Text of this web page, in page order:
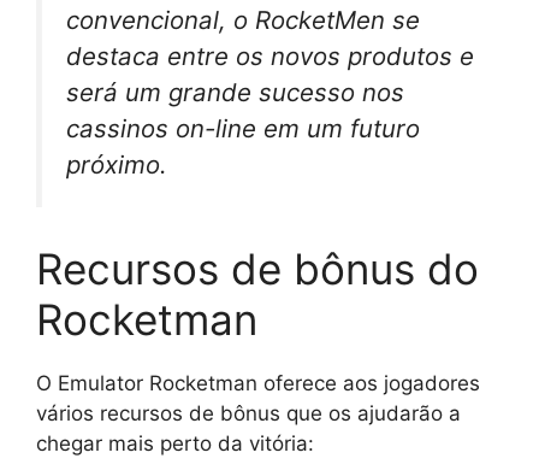
convencional, o RocketMen se
destaca entre os novos produtos e
será um grande sucesso nos
cassinos on-line em um futuro
próximo.
Recursos de bônus do
Rocketman
O Emulator Rocketman oferece aos jogadores
vários recursos de bônus que os ajudarão a
chegar mais perto da vitória: